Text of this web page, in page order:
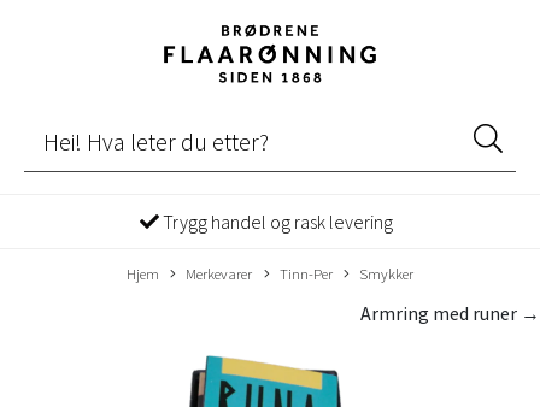
Trygg handel og rask levering
Hjem Merkevarer Tinn-Per Smykker
Armring med runer →